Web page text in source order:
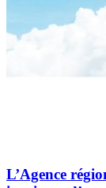
L’Agence